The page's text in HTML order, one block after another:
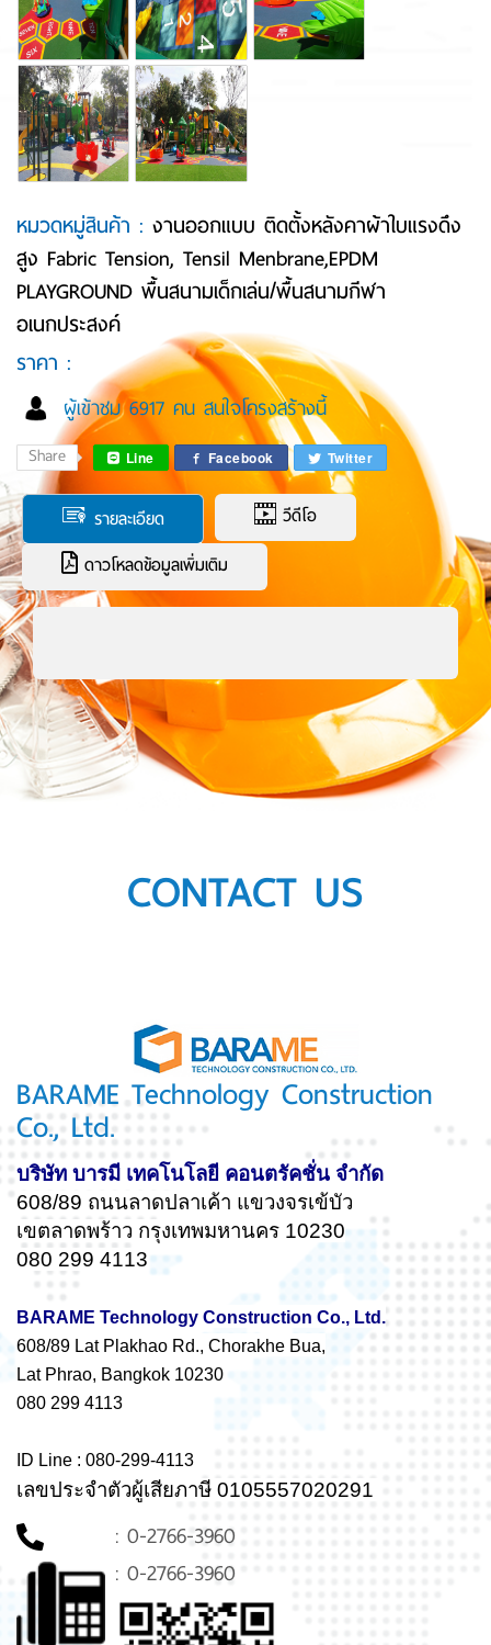
หมวดหมู่สินค้า : งานออกแบบ ติดตั้งหลังคาผ้าใบแรงดึง
สูง Fabric Tension, Tensil Menbrane,EPDM
PLAYGROUND พื้นสนามเด็กเล่น/พื้นสนามกีฬา
อเนกประสงค์
ราคา :
ผู้เข้าชม 6917 คน สนใจโครงสร้างนี้
Share Line Facebook Twitter
รายละเอียด
วีดีโอ
ดาวโหลดข้อมูลเพิ่มเติม
CONTACT US
BARAME Technology Construction
Co., Ltd.
บริษัท บารมี เทคโนโลยี คอนตรัคชั่น จำกัด
608/89 ถนนลาดปลาเค้า แขวงจรเข้บัว
เขตลาดพร้าว กรุงเทพมหานคร 10230
080 299 4113
BARAME Technology Construction Co., Ltd.
608/89 Lat Plakhao Rd., Chorakhe Bua,
Lat Phrao, Bangkok 10230
080 299 4113
ID Line : 080-299-4113
เลขประจำตัวผู้เสียภาษี 0105557020291
: 0-2766-3960
: 0-2766-3960